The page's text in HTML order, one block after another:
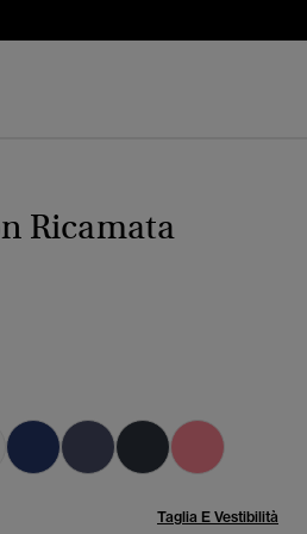
Ricamata
Taglia E Vestibilità